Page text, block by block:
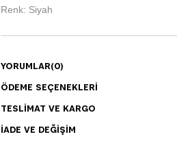
Renk: Siyah
YORUMLAR(0)
ÖDEME SEÇENEKLERI
TESLIMAT VE KARGO
İADE VE DEĞIŞIM